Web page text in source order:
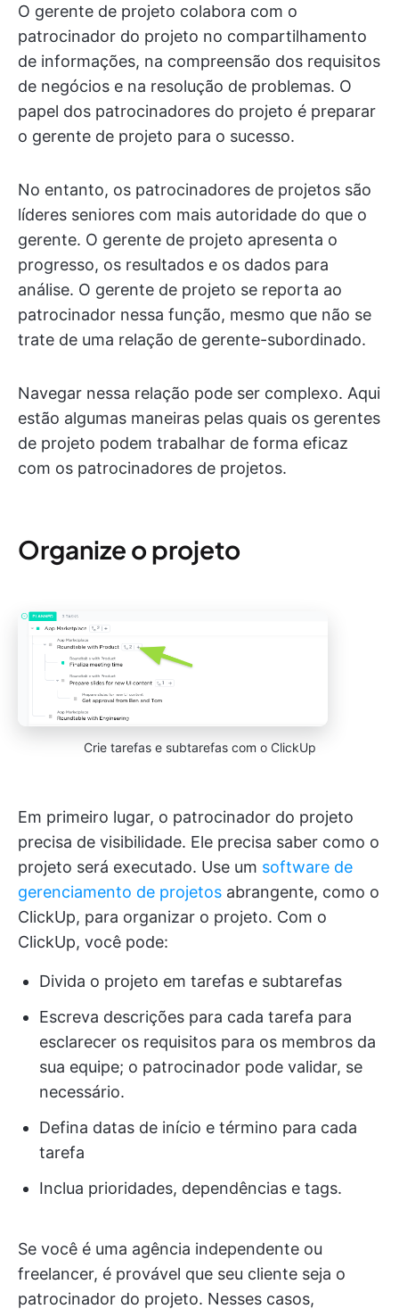
O gerente de projeto colabora com o
patrocinador do projeto no compartilhamento
de informações, na compreensão dos requisitos
de negócios e na resolução de problemas. O
papel dos patrocinadores do projeto é preparar
o gerente de projeto para o sucesso.
No entanto, os patrocinadores de projetos são
líderes seniores com mais autoridade do que o
gerente. O gerente de projeto apresenta o
progresso, os resultados e os dados para
análise. O gerente de projeto se reporta ao
patrocinador nessa função, mesmo que não se
trate de uma relação de gerente-subordinado.
Navegar nessa relação pode ser complexo. Aqui
estão algumas maneiras pelas quais os gerentes
de projeto podem trabalhar de forma eficaz
com os patrocinadores de projetos.
Organize o projeto
Crie tarefas e subtarefas com o ClickUp
Em primeiro lugar, o patrocinador do projeto
precisa de visibilidade. Ele precisa saber como o
projeto será executado. Use um software de
gerenciamento de projetos abrangente, como o
ClickUp, para organizar o projeto. Com o
ClickUp, você pode:
Divida o projeto em tarefas e subtarefas
Escreva descrições para cada tarefa para
esclarecer os requisitos para os membros da
sua equipe; o patrocinador pode validar, se
necessário.
Defina datas de início e término para cada
tarefa
Inclua prioridades, dependências e tags.
Se você é uma agência independente ou
freelancer, é provável que seu cliente seja o
patrocinador do projeto. Nesses casos,